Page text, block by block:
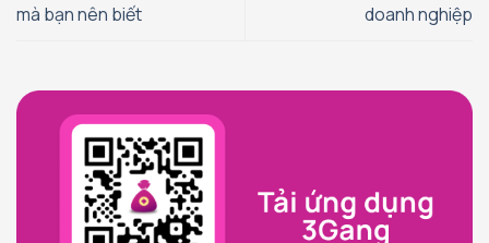
mà bạn nên biết
doanh nghiệp